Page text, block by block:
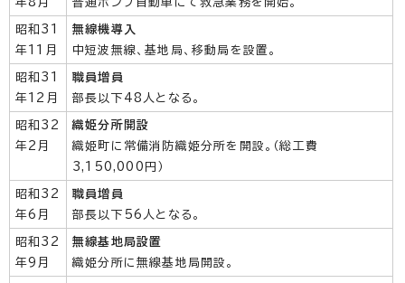
昭和31
年11月
無線機導入
中短波無線、基地局、移動局を設置。
昭和31
年12月
職員増員
部長以下48人となる。
昭和32
年2月
織姫分所開設
織姫町に常備消防織姫分所を開設。（総工費
3,150,000円）
昭和32
年6月
職員増員
部長以下56人となる。
昭和32
年9月
無線基地局設置
織姫分所に無線基地局開設。